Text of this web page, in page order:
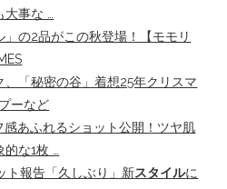
事な …
」の2品がこの秋登場！【モモリ
「秘密の谷」着想25年クリスマ
ーなど
あふれるショット公開！ツヤ肌
な1枚 …
ト報告「久しぶり」新スタイルに